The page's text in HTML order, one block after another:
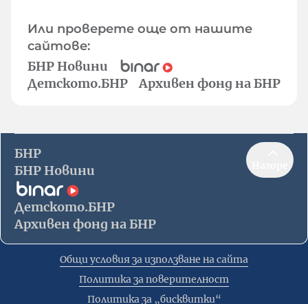
Или проверете още от нашите
сайтове:
БНР Новини
Детското.БНР
Архивен фонд на БНР
БНР
БНР Новини
Детското.БНР
Архивен фонд на БНР
Общи условия за използване на сайта
Политика за поверителност
Политика за „бисквитки“